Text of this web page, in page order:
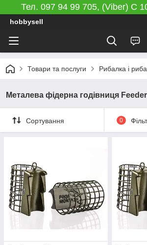
Тел. 097 94 99 705, (Viber) C
hobbysell
Товари та послуги Рибалка і
Металева фідерна годівниця
Сортування 0